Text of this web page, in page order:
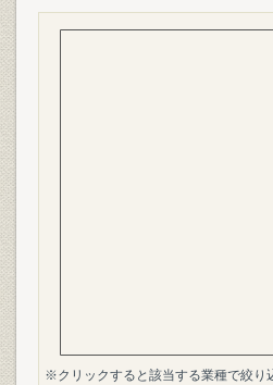
※クリックすると該当する業種で絞り